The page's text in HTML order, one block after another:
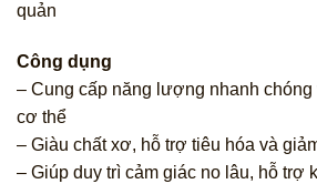
quản
Công dụng
– Cung cấp năng lượng nhanh chóng
cơ thể
– Giàu chất xơ, hỗ trợ tiêu hóa và
– Giúp duy trì cảm giác no lâu, hỗ trợ